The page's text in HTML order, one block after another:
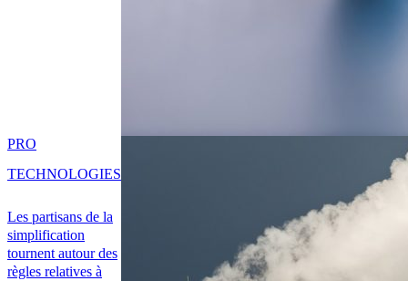
Les partisans de la
simplification
tournent autour des
règles relatives à
PRO
TECHNOLOGIES